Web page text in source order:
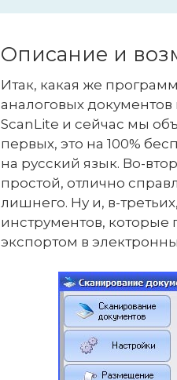
Описание и
Итак, какая же
аналоговых документов
ScanLite и сейчас мы
первых, это на 100%
на русский язык. Во-
простой, отлично
лишнего. Ну и, в-
инструментов, которые
экспортом в